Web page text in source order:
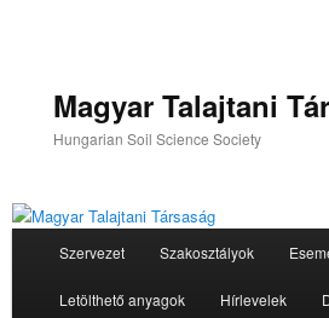
Magyar Talajtani
Hungarian Soil Science Society
Szervezet Szakosztályok
Letölthető anyagok Hírlevelek